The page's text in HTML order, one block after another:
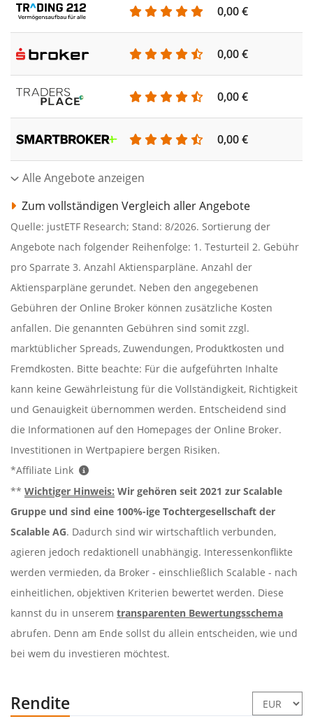
0,00 €
0,00 €
0,00 €
0,00 €
Alle Angebote anzeigen
Zum vollständigen Vergleich aller Angebote
Quelle: justETF Research; Stand: 8/2026. Sortierung der
Angebote nach folgender Reihenfolge: 1. Testurteil 2. Gebühr
pro Sparrate 3. Anzahl Aktiensparpläne. Anzahl der
Aktiensparpläne gerundet. Neben den angegebenen
Gebühren der Online Broker können zusätzliche Kosten
anfallen. Die genannten Gebühren sind somit zzgl.
marktüblicher Spreads, Zuwendungen, Produktkosten und
Fremdkosten. Bitte beachte: Für die aufgeführten Inhalte
kann keine Gewährleistung für die Vollständigkeit, Richtigkeit
und Genauigkeit übernommen werden. Entscheidend sind
die Informationen auf den Homepages der Online Broker.
Investitionen in Wertpapiere bergen Risiken.
*Affiliate Link
** Wichtiger Hinweis: Wir gehören seit 2021 zur Scalable
Gruppe und sind eine 100%-ige Tochtergesellschaft der
Scalable AG. Dadurch sind wir wirtschaftlich verbunden,
agieren jedoch redaktionell unabhängig. Interessenkonflikte
werden vermieden, da Broker - einschließlich Scalable - nach
einheitlichen, objektiven Kriterien bewertet werden. Diese
kannst du in unserem transparenten Bewertungsschema
abrufen. Denn am Ende sollst du allein entscheiden, wie und
bei wem du investieren möchtest.
Rendite